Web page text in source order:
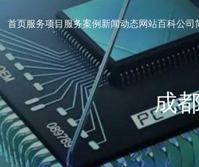
首页服务项目 服务案例新闻动态网站百科公司
成